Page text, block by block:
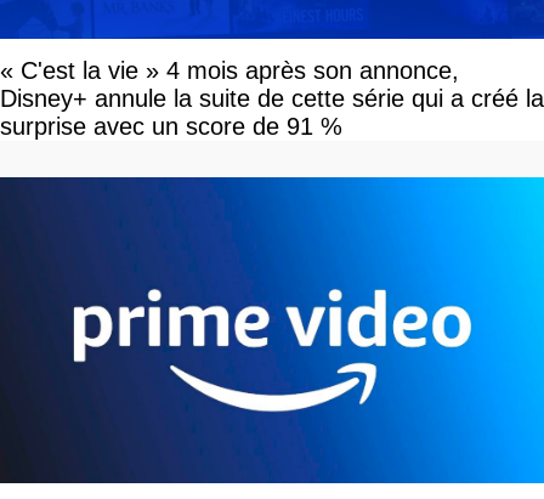
« C'est la vie » 4 mois après son annonce,
Disney+ annule la suite de cette série qui a créé la
surprise avec un score de 91 %